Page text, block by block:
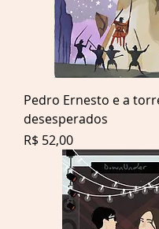
Pedro Ernesto e a
desesperados
Preço
R$ 52,00